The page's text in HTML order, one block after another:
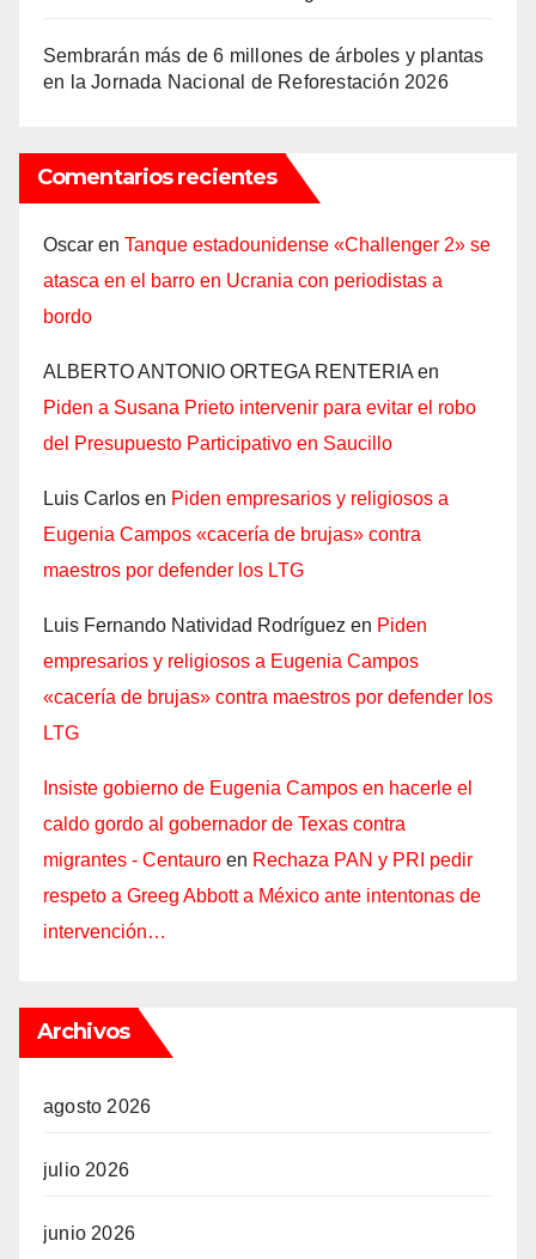
Sembrarán más de 6 millones de árboles y plantas
en la Jornada Nacional de Reforestación 2026
Comentarios recientes
Oscar en Tanque estadounidense «Challenger 2» se
atasca en el barro en Ucrania con periodistas a
bordo
ALBERTO ANTONIO ORTEGA RENTERIA en
Piden a Susana Prieto intervenir para evitar el robo
del Presupuesto Participativo en Saucillo
Luis Carlos en Piden empresarios y religiosos a
Eugenia Campos «cacería de brujas» contra
maestros por defender los LTG
Luis Fernando Natividad Rodríguez en Piden
empresarios y religiosos a Eugenia Campos
«cacería de brujas» contra maestros por defender los
LTG
Insiste gobierno de Eugenia Campos en hacerle el
caldo gordo al gobernador de Texas contra
migrantes - Centauro en Rechaza PAN y PRI pedir
respeto a Greeg Abbott a México ante intentonas de
intervención…
Archivos
agosto 2026
julio 2026
junio 2026